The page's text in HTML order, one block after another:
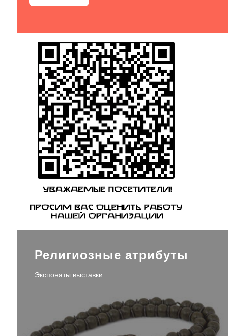
Религиозные атрибуты
Экспонаты выставки